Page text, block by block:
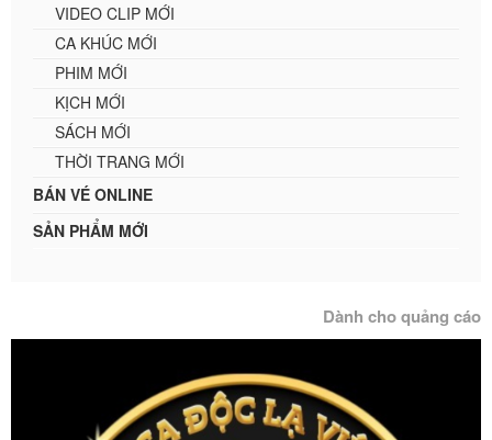
VIDEO CLIP MỚI
CA KHÚC MỚI
PHIM MỚI
KỊCH MỚI
SÁCH MỚI
THỜI TRANG MỚI
BÁN VÉ ONLINE
SẢN PHẨM MỚI
Dành cho quảng cáo